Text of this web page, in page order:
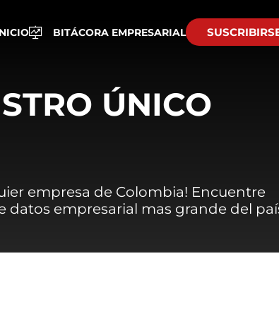
BITÁCORA EMPRESARIAL
ÚNICO
empresa de Colombia! Encuentre
datos empresarial mas grande del